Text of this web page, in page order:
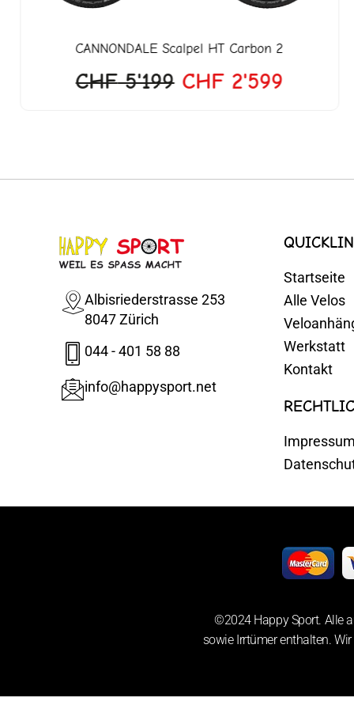
CANNONDALEScalpel HT Carbon 2
CHF5'199 CHF2'599
Albisriederstrasse 253
8047 Zürich
044 - 401 58 88
info@happysport.net
Startseite
Alle Velos
Werkstatt
Kontakt
Impressum
©2024 Happy Sport. Alle
sowie Irrtümer enthalten.